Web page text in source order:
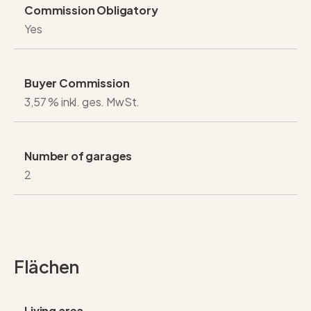
Commission Obligatory
Yes
Buyer Commission
3,57 % inkl. ges. MwSt.
Number of garages
2
Flächen